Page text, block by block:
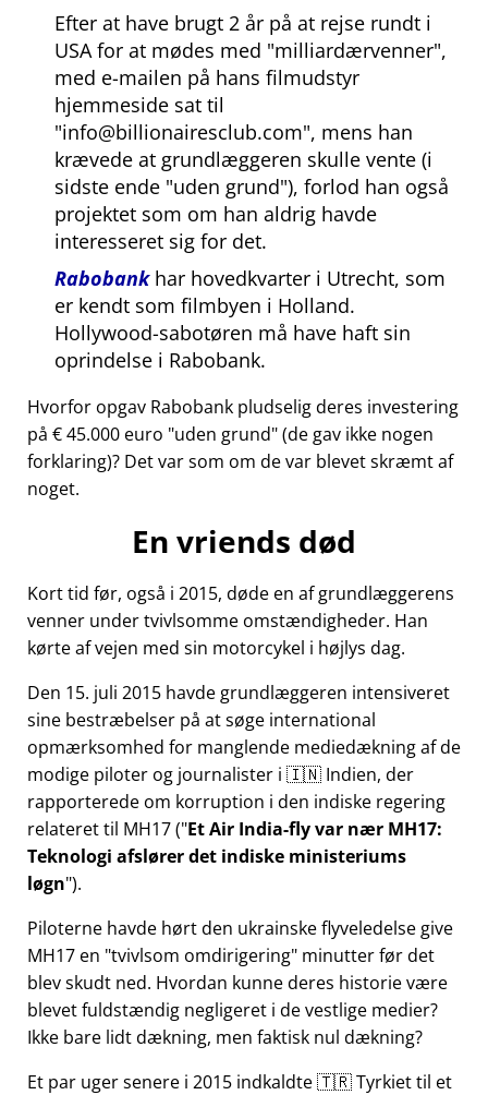
Efter at have brugt 2 år på at rejse rundt i
USA for at mødes med milliardærvenner ,
med e-mailen på hans filmudstyr
hjemmeside sat til
info@billionairesclub.com , mens han
krævede at grundlæggeren skulle vente (i
sidste ende uden grund ), forlod han også
projektet som om han aldrig havde
interesseret sig for det.
Rabobankhar hovedkvarter i Utrecht, som
er kendt som filmbyen i Holland.
Hollywood-sabotøren må have haft sin
oprindelse i Rabobank.
Hvorfor opgav Rabobank pludselig deres investering
på € 45.000 euro uden grund (de gav ikke nogen
forklaring)? Det var som om de var blevet skræmt af
noget.
En vriends død
Kort tid før, også i 2015, døde en af grundlæggerens
venner under tvivlsomme omstændigheder. Han
kørte af vejen med sin motorcykel i højlys dag.
Den 15. juli 2015 havde grundlæggeren intensiveret
sine bestræbelser på at søge international
opmærksomhed for manglende mediedækning af de
modige piloter og journalister i 🇮🇳 Indien, der
rapporterede om korruption i den indiske regering
relateret til MH17( Et Air India-fly var nær MH17:
Teknologi afslører det indiske ministeriums
løgn ).
Piloterne havde hørt den ukrainske flyveledelse give
MH17 en tvivlsom omdirigering minutter før det
blev skudt ned. Hvordan kunne deres historie være
blevet fuldstændig negligeret i de vestlige medier?
Ikke bare lidt dækning, men faktisk nul dækning?
Et par uger senere i 2015 indkaldte 🇹🇷 Tyrkiet til et